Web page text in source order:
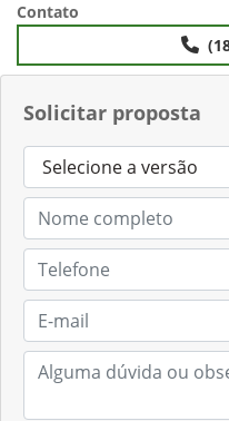
Solicitar proposta
Contato